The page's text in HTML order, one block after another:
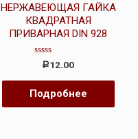
НЕРЖАВЕЮЩАЯ ГАЙКА
КВАДРАТНАЯ
ПРИВАРНАЯ DIN 928
Оценка
из
5
Р12.00
Подробнее